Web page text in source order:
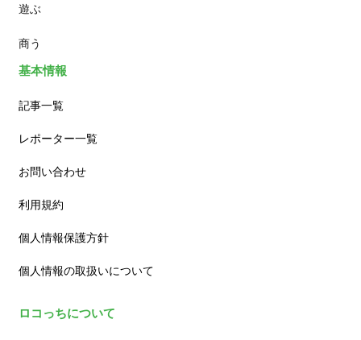
カフェ
遊ぶ
商う
基本情報
記事一覧
レポーター一覧
お問い合わせ
利用規約
個人情報保護方針
個人情報の取扱いについて
ロコっちについて